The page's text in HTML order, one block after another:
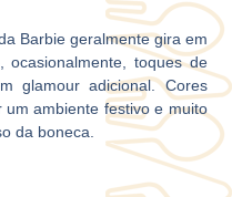
Barbie geralmente gira em
ocasionalmente, toques de
glamour adicional. Cores
ambiente festivo e muito
da boneca.